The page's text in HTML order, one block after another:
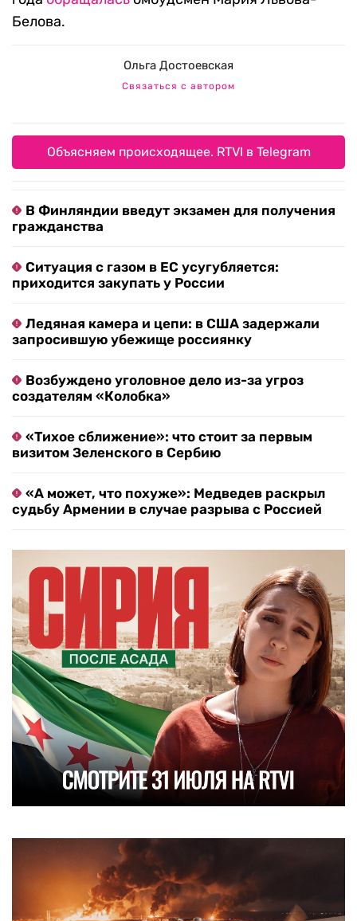
Белова.
Ольга Достоевская
Связаться с автором
Объясняем происходящее. RTVI в Telegram
В Финляндии введут экзамен для получения
гражданства
Ситуация с газом в ЕС усугубляется:
приходится закупать у России
Ледяная камера и цепи: в США задержали
запросившую убежище россиянку
Возбуждено уголовное дело из-за угроз
создателям «Колобка»
«Тихое сближение»: что стоит за первым
визитом Зеленского в Сербию
«А может, что похуже»: Медведев раскрыл
судьбу Армении в случае разрыва с Россией